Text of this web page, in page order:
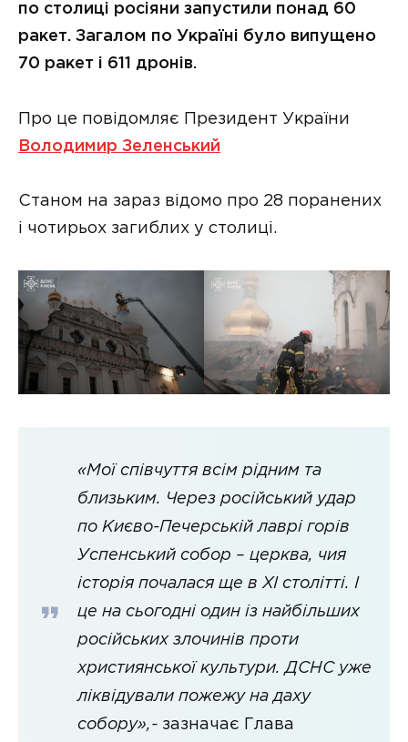
по столиці росіяни запустили понад 60
ракет. Загалом по Україні було випущено
70 ракет і 611 дронів.
Про це повідомляє Президент України
Володимир Зеленський
Станом на зараз відомо про 28 поранених
і чотирьох загиблих у столиці.
«Мої співчуття всім рідним та
близьким. Через російський удар
по Києво-Печерській лаврі горів
Успенський собор – церква, чия
історія почалася ще в ХІ столітті. І
це на сьогодні один із найбільших
російських злочинів проти
християнської культури. ДСНС уже
ліквідували пожежу на даху
собору»,- зазначає Глава